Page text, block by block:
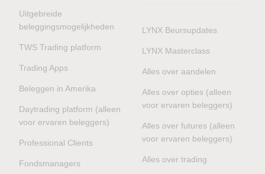
Uitgebreide
beleggingsmogelijkheden
TWS Trading platform
Trading Apps
Beleggen in Amerika
Daytrading platform (alleen
voor ervaren beleggers)
Professional Clients
Fondsmanagers
LYNX Beursupdates
LYNX Masterclass
Alles over aandelen
Alles over opties (alleen
voor ervaren beleggers)
Alles over futures (alleen
voor ervaren beleggers)
Alles over trading